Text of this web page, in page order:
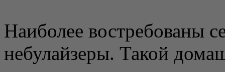
Наиболее востребованы
небулайзеры. Такой